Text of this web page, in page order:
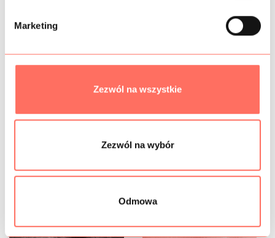
Marketing
Zezwól na wszystkie
Zezwól na wybór
Odmowa
PRÓBKI TKANIN
BEZPIECZEŃSTWO
Podobne produkty